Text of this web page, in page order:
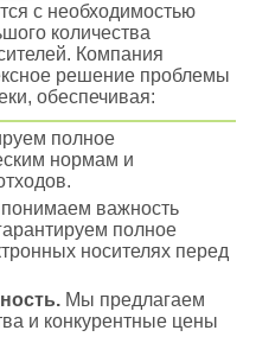
с необходимостью
количества
Компания
решение проблемы
обеспечивая:
полное
нормам и
важность
полное
носителях перед
Мы предлагаем
и конкурентные цены